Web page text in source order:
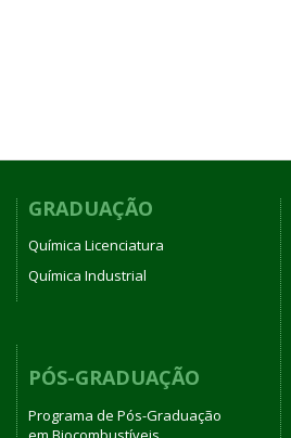
GRADUAÇÃO
Química Licenciatura
Química Industrial
PÓS-GRADUAÇÃO
Programa de Pós-Graduação